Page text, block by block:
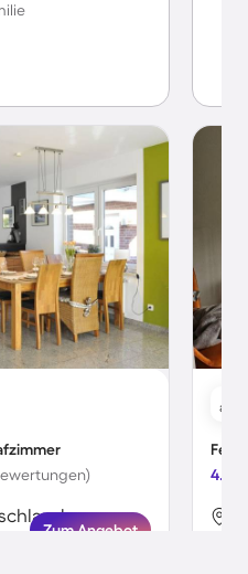
Zum Angebot
ab
4.5